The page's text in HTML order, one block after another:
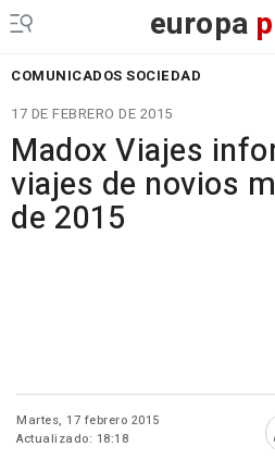
europa
COMUNICADOS SOCIEDAD
17 DE FEBRERO DE 2015
Madox Viajes
viajes de novios
de 2015
Martes, 17 febrero 2015
Actualizado: 18:18